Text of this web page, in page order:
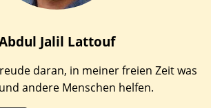
Jalil Lattouf
daran, in meiner freien Zeit was
andere Menschen helfen.